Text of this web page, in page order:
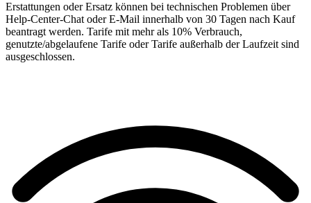
Erstattungen oder Ersatz können bei technischen Problemen über
Help-Center-Chat oder E-Mail innerhalb von 30 Tagen nach Kauf
beantragt werden. Tarife mit mehr als 10% Verbrauch,
genutzte/abgelaufene Tarife oder Tarife außerhalb der Laufzeit sind
ausgeschlossen.